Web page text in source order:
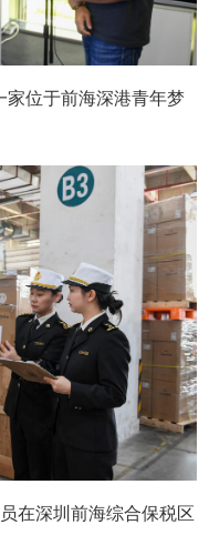
家位于前海深港青年梦
在深圳前海综合保税区